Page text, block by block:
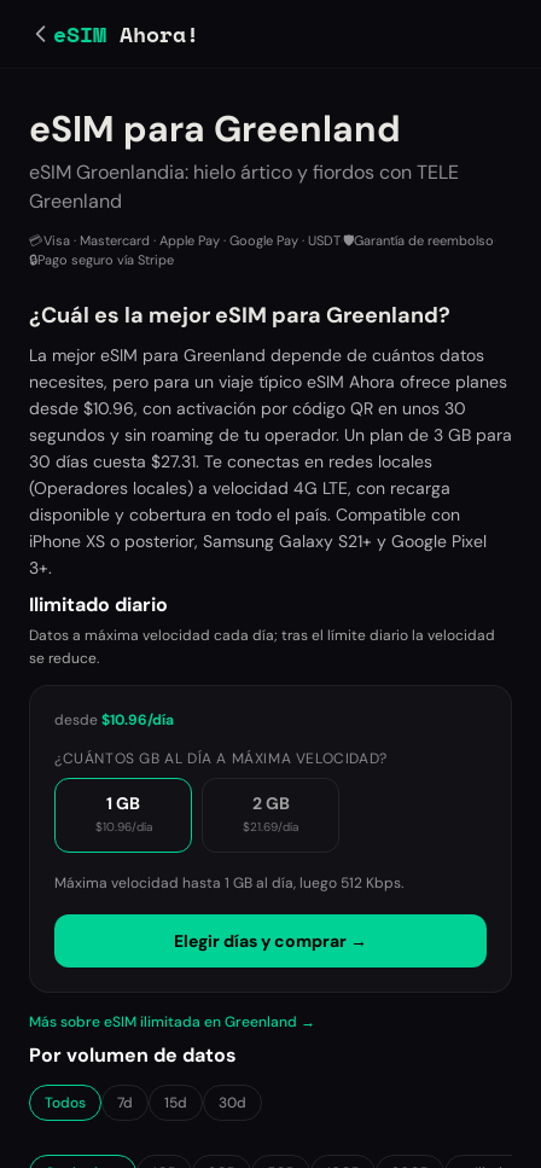
eSIM Ahora!
eSIM para Greenland
eSIM Groenlandia: hielo ártico y fiordos con TELE
Greenland
💳Visa · Mastercard · Apple Pay · Google Pay · USDT🛡️Garantía de reembolso
🔒Pago seguro vía Stripe
¿Cuál es la mejor eSIM para Greenland?
La mejor eSIM para Greenland depende de cuántos datos
necesites, pero para un viaje típico eSIM Ahora ofrece planes
desde $10.96, con activación por código QR en unos 30
segundos y sin roaming de tu operador. Un plan de 3 GB para
30 días cuesta $27.31. Te conectas en redes locales
(Operadores locales) a velocidad 4G LTE, con recarga
disponible y cobertura en todo el país. Compatible con
iPhone XS o posterior, Samsung Galaxy S21+ y Google Pixel
3+.
Ilimitado diario
Datos a máxima velocidad cada día; tras el límite diario la velocidad
se reduce.
desde$10.96/día
¿CUÁNTOS GB AL DÍA A MÁXIMA VELOCIDAD?
1 GB
$10.96/día
2 GB
$21.69/día
Máxima velocidad hasta 1 GB al día, luego 512 Kbps.
Elegir días y comprar →
Más sobre eSIM ilimitada en Greenland →
Por volumen de datos
Todos 7d 15d 30d